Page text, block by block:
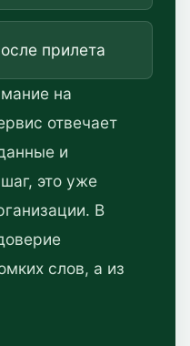
прилета
на
отвечает
и
это уже
В
слов, а из